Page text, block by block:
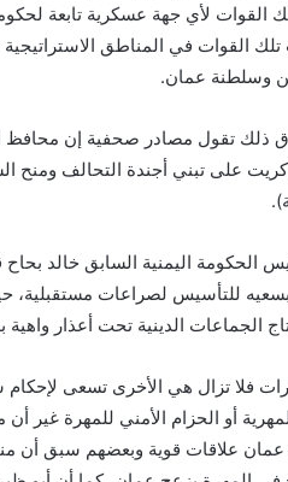
القوات لأي جهة عسكرية تابعة
القوات في المناطق الاستراتيجية
وسلطنة عمان.
ذلك تقول مصادر صحفية إن محافظ
على تبني أجندة التحالف ومنح
الحكومة اليمنية السابق خالد
للتأسيس لصراعات مستقبلية،
الجماعات الدينية تحت أعذار
فلا تزال هي الأخرى تسعى
أو الحزام الأمني للمهرة غير
علاقات قوية وبعضهم سبق أن